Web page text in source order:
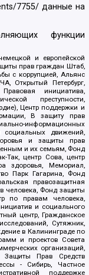
7755/ данные на
функции
и европейской
прав граждан Штаб,
с коррупцией, Альянс
Открытый Петербург,
инициатива,
преступности,
Центр поддержки и
В защиту прав
информационных
социальных движений,
и защиты прав
и их семьям, Фонд
Так, центр Сова, центр
здоровья, Мемориал,
Парк Гагарина, Фонд
правозащитная
человека, Фонд защиты
по правам человека,
и социального
центр, Гражданское
Сутяжник,
в Калининграде по
и проектов Совета
организаций,
Защиты Прав Средств
- Сибирь, Частное
поддержке